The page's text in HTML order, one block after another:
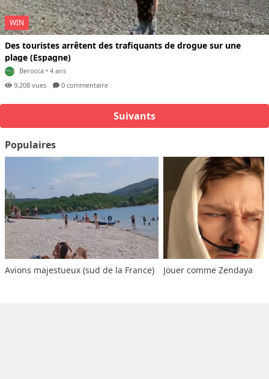
WIN
Des touristes arrêtent des trafiquants de drogue sur une
plage (Espagne)
Berocca • 4 ans
9,208 vues
0 commentaire
Suivants
Populaires
Avions majestueux (sud de la France) Jouer comme Zendaya